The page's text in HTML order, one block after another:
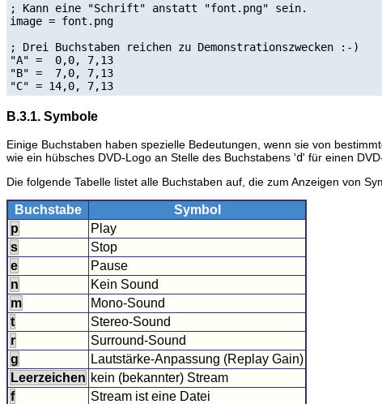
; Kann eine "Schrift" anstatt "font.png" sein.
image = font.png
; Drei Buchstaben reichen zu Demonstrationszwecken :-)
"A" =  0,0, 7,13
"B" =  7,0, 7,13
"C" = 14,0, 7,13
B.3.1. Symbole
Einige Buchstaben haben spezielle Bedeutungen, wenn sie von
wie ein hübsches DVD-Logo an Stelle des Buchstabens 'd' für einen
Die folgende Tabelle listet alle Buchstaben auf, die zum Anzeigen von
Buchstabe
Symbol
p
Play
s
Stop
e
Pause
n
Kein Sound
m
Mono-Sound
t
Stereo-Sound
r
Surround-Sound
g
Lautstärke-Anpassung (Replay Gain)
Leerzeichen kein (bekannter) Stream
f
Stream ist eine Datei